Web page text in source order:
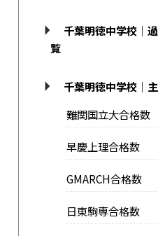
千葉明徳中学校｜
覧
千葉明徳中学校｜
難関国立大合格数
早慶上理合格数
GMARCH合格数
日東駒専合格数